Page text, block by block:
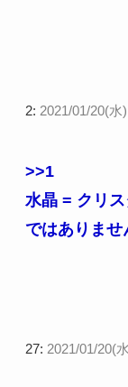
2: 2021/01/20(水
>>1
水晶 = クリ
ではありませ
27: 2021/01/20(